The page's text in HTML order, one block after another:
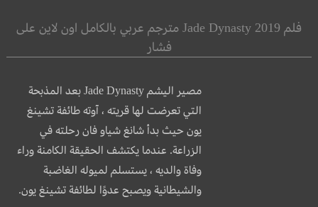
فلم Jade Dynasty 2019 مترجم عربي بالكامل اون لاين على
فشار
مصير اليشم Jade Dynasty بعد المذبحة
التي تعرضت لها قريته ، آوته طائفة تشينغ
يون حيث بدأ شانغ شياو فان رحلته في
الزراعة. عندما يكتشف الحقيقة الكامنة وراء
وفاة والديه ، يستسلم لميوله الغاضبة
والشيطانية ويصبح عدوًا لطائفة تشينغ يون.